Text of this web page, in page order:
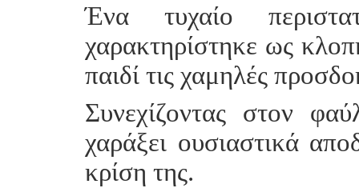
Ένα τυχαίο
χαρακτηρίστηκε ως
παιδί τις χαμηλές
Συνεχίζοντας στον
χαράξει ουσιαστικά
κρίση της.